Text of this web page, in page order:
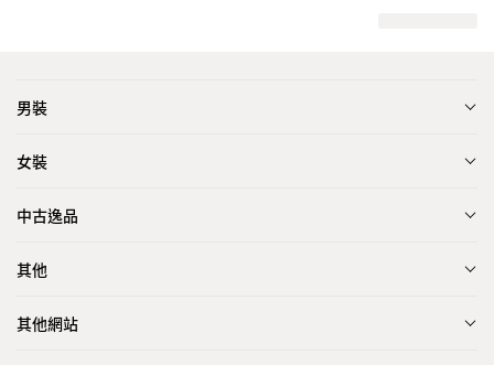
男裝
女裝
中古逸品
其他
其他網站